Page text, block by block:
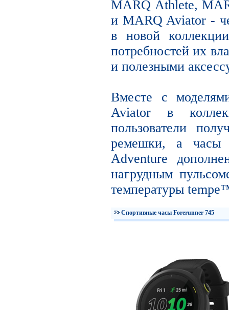
MARQ Athlete,
и MARQ Aviator -
в новой
потребностей их
и полезными
Вместе с
Aviator в
пользователи
ремешки, а
Adventure
нагрудным
температуры
Спортивные часы Forerunner 745